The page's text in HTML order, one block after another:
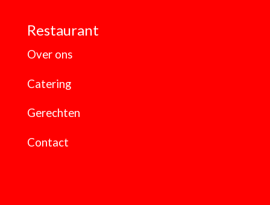
Restaurant
Over ons
Catering
Gerechten
Contact